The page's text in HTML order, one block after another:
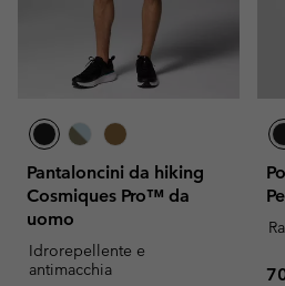
Pantaloncini da hiking
Cosmiques Pro™ da
uomo
Idrorepellente e
antimacchia